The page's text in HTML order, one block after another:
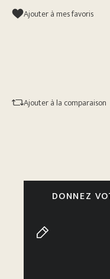
Ajouter à mes favoris
Ajouter à la comparaison
DONNEZ